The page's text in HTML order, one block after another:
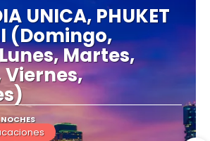
UNICA, PHUKET
(Domingo,
Martes,